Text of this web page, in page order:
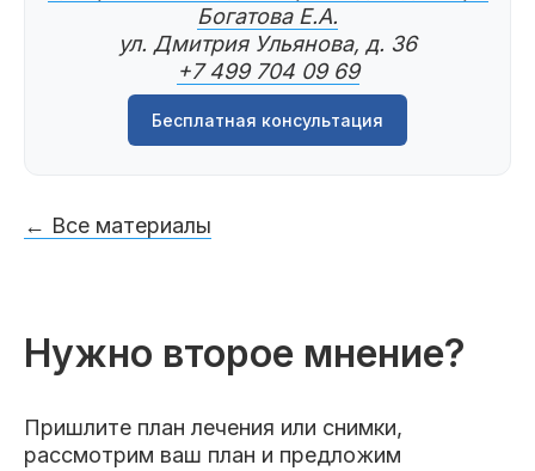
Богатова Е.А.
ул. Дмитрия Ульянова, д. 36
+7 499 704 09 69
Бесплатная консультация
← Все материалы
Нужно второе мнение?
Пришлите план лечения или снимки,
рассмотрим ваш план и предложим